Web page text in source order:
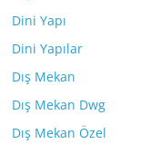
Dini Yapı
Dini Yapılar
Dış Mekan
Dış Mekan Dwg
Dış Mekan Özel